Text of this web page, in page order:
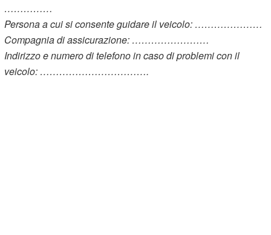
……………
Persona a cui si consente guidare il veicolo: …………………
Compagnia di assicurazione: ……………………
Indirizzo e numero di telefono in caso di problemi con il
veicolo: …………………………….